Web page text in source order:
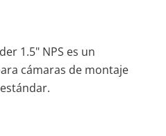
1.5" NPS es un
cámaras de montaje